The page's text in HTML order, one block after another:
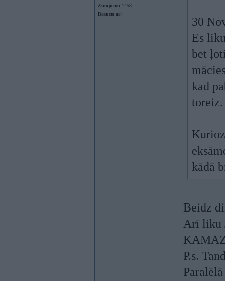
Ziņojumi: 1458
Braucu ar:
30
Es
bet
kad
toreiz.
kādā
Beidz
Arī liku
P.s.